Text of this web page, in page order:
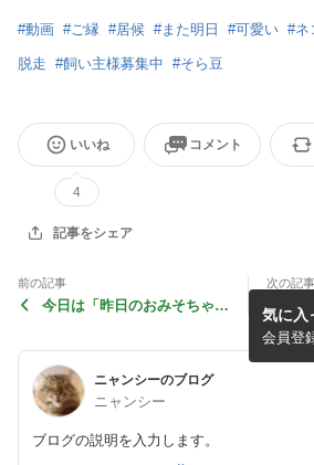
#動画 #ご縁 #居候 #また明日 #可愛い #ネ
脱走 #飼い主様募集中 #そら豆
いいね
4
コメント
記事をシェア
前の記事
今日は「昨日のおみそちゃん
次の記事
今日は
でした
ニャンシーのブログ
ニャンシー
ブログの説明を入力します。
気に入
会員登